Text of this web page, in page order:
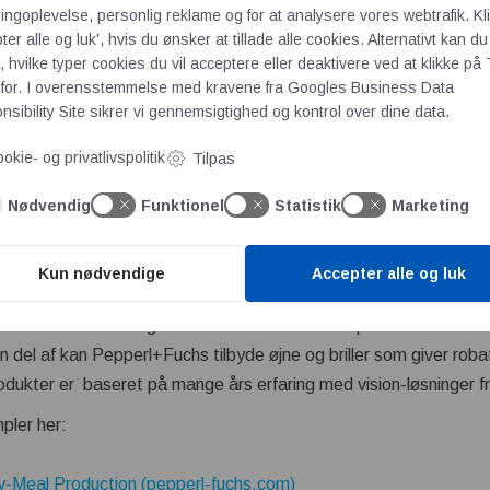
med den fine animation:
https://youtu.be/xnWrYVeJRhE
with Stereo Vision er den højopløselige udgave med en
video-data fra de to kameraer, således at I tillæg til 2-D
with Time-of-Flight er den hurtige udgave med VGA-
Hz scanrate, så selv hurtige pick-n’-place applikationer
selv ønsker at viderebehandle rå data.
den intuitive og enkle ViSolution softwarepakke. Så
del af kan Pepperl+Fuchs tilbyde øjne og briller som giver
er baseret på mange års erfaring med vision-løsninger
her:
Meal Production (pepperl-fuchs.com)
personlig reklame og for at analysere vores webtrafik.
alle og luk', hvis du ønsker at tillade alle cookies. Alternativt kan du
hvilke typer cookies du vil acceptere eller deaktivere ved at klikke på
I overensstemmelse med kravene fra Googles Business Data
Site sikrer vi gennemsigtighed og kontrol over dine data.
og privatlivspolitik Tilpas
Nødvendig Funktionel Statistik Marketing
Kun nødvendige Accepter alle og luk